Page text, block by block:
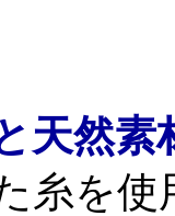
天然
糸を使